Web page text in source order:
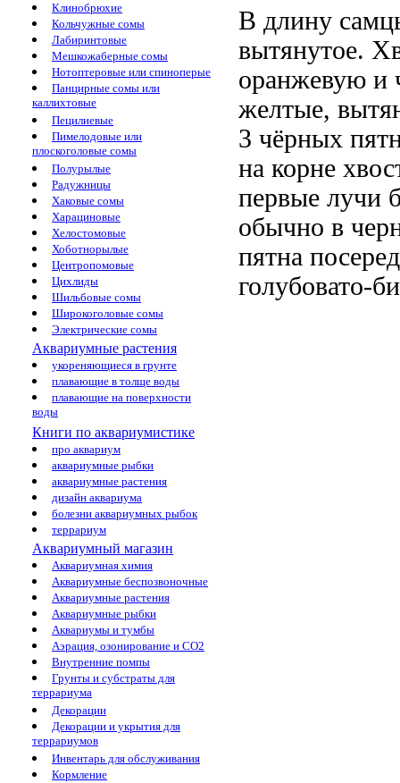
Клинобрюхие
Кольчужные сомы
Лабиринтовые
Мешкожаберные сомы
Нотоптеровые или спиноперые
Панцирные сомы или
каллихтовые
Пецилиевые
Пимелодовые или
плоскоголовые сомы
Полурылые
Радужницы
Хаковые сомы
Харациновые
Хелостомовые
Хоботнорылые
Центропомовые
Цихлиды
Шильбовые сомы
Широкоголовые сомы
Электрические сомы
Аквариумные растения
укореняющиеся в грунте
плавающие в толще воды
плавающие на поверхности
воды
Книги по аквариумистике
про аквариум
аквариумные рыбки
аквариумные растения
дизайн аквариума
болезни аквариумных рыбок
террариум
Аквариумный магазин
Аквариумная химия
Аквариумные беспозвоночные
Аквариумные растения
Аквариумные рыбки
Аквариумы и тумбы
Аэрация, озонирование и CO2
Внутренние помпы
Грунты и субстраты для
террариума
Декорации
Декорации и укрытия для
террариумов
Инвентарь для обслуживания
Кормление
В длину
вытянутое.
оранжевую и
желтые,
3 чёрных
на корне
первые лучи
обычно в
пятна
голубовато-